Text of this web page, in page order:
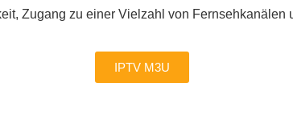
Zugang zu einer Vielzahl von
IPTV M3U